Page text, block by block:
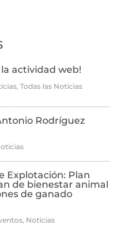
actividad web!
, Todas las Noticias
Rodríguez
Explotación: Plan
de bienestar animal
de ganado
, Noticias